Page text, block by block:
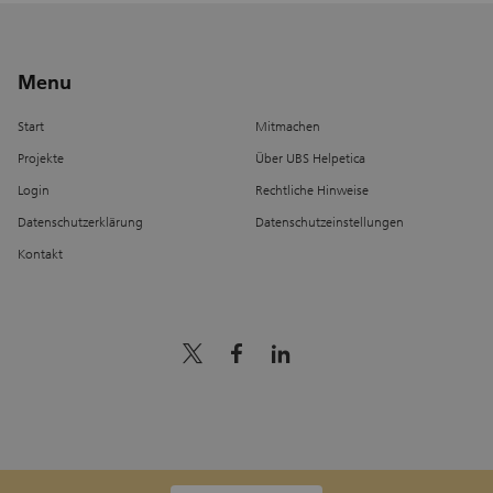
Menu
Start Mitmachen
Projekte Über UBS Helpetica
Login Rechtliche Hinweise
Datenschutzerklärung Datenschutzeinstellungen
Kontakt
x_logo facebook linkedin